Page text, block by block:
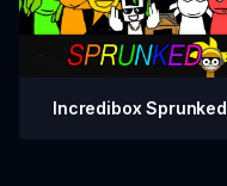
Incredibox Sprunked